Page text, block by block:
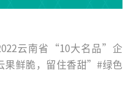
云南省“10大名品”企
鲜脆，留住香甜”#绿色